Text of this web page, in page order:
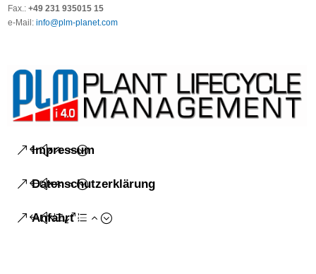
Fax.:+49 231 935015 15
e-Mail: info@plm-planet.com
Impressum
Datenschutzerklärung
Anfahrt